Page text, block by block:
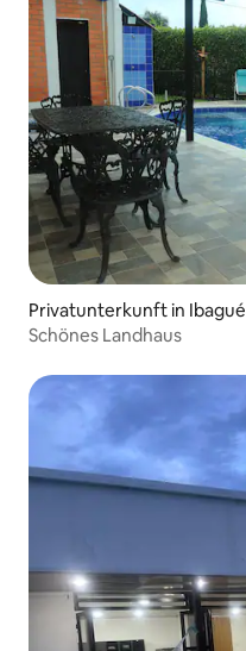
Privatunterkunft in Ibagué
Schönes Landhaus